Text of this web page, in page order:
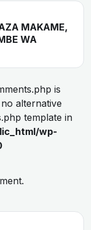
MAKAME,
WA
is
alternative
template in
wp-